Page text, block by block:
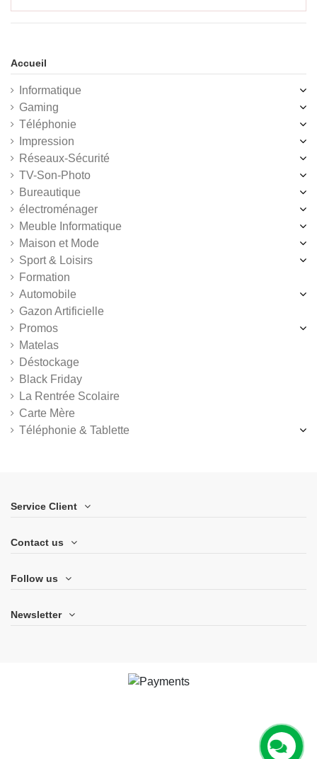
Accueil
Informatique
Gaming
Téléphonie
Impression
Réseaux-Sécurité
TV-Son-Photo
Bureautique
électroménager
Meuble Informatique
Maison et Mode
Sport & Loisirs
Formation
Automobile
Gazon Artificielle
Promos
Matelas
Déstockage
Black Friday
La Rentrée Scolaire
Carte Mère
Téléphonie & Tablette
Service Client
Contact us
Follow us
Newsletter